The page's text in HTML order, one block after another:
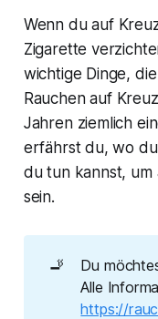
Wenn du auf
Zigarette
wichtige Dinge,
Rauchen auf
Jahren ziemlich
erfährst du, wo
du tun kannst,
sein.
🚬
Du
Alle
https://